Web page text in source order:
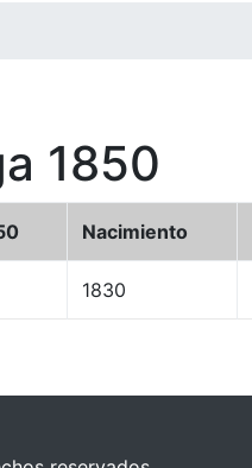
1850
Nacimiento
1830